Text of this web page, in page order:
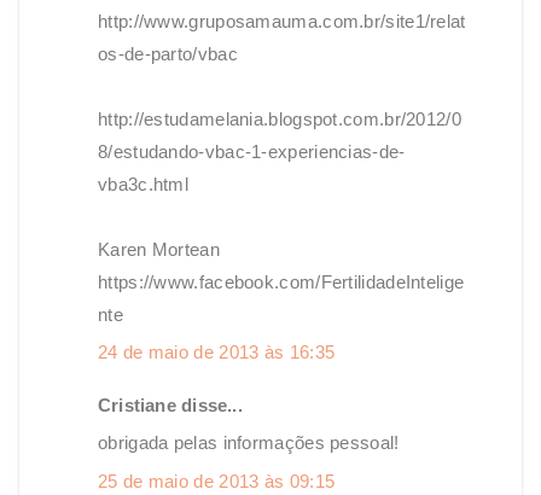
http://www.gruposamauma.com.br/site1/relat
os-de-parto/vbac
http://estudamelania.blogspot.com.br/2012/0
8/estudando-vbac-1-experiencias-de-
vba3c.html
Karen Mortean
https://www.facebook.com/FertilidadeIntelige
nte
24 de maio de 2013 às 16:35
Cristiane disse...
obrigada pelas informações pessoal!
25 de maio de 2013 às 09:15